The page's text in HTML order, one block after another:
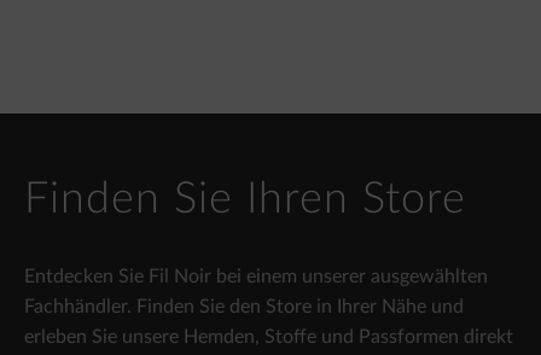
Finden Sie Ihren Store
Entdecken Sie Fil Noir bei einem unserer ausgewählten
Fachhändler. Finden Sie den Store in Ihrer Nähe und
erleben Sie unsere Hemden, Stoffe und Passformen direkt